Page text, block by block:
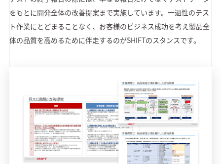
をもとに開発全体の改善提案まで実施しています。一過性のテス
ト作業にとどまることなく、お客様のビジネス成功を考え製品全
体の品質を高めるために伴走するのがSHIFTのスタンスです。